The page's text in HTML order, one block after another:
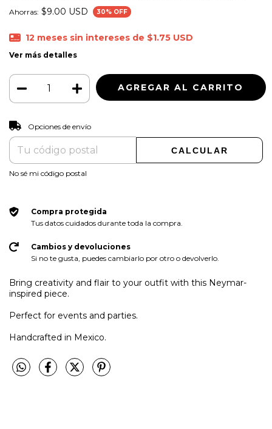
Ahorras: $9.00 USD 30% OFF
12 meses sin intereses de $1.75 USD
Ver más detalles
Entregas para el CP:
Opciones de envío
CALCULAR
No sé mi código postal
Compra protegida
Tus datos cuidados durante toda la compra.
Cambios y devoluciones
Si no te gusta, puedes cambiarlo por otro o devolverlo.
Bring creativity and flair to your outfit with this Neymar-
inspired piece.
Perfect for events and parties.
Handcrafted in Mexico.